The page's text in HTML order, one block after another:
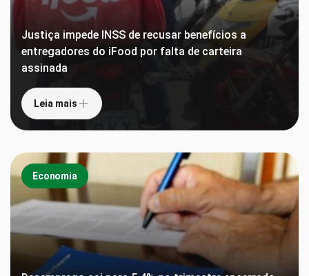
Justiça impede INSS de recusar benefícios a
entregadores do iFood por falta de carteira
assinada
Leia mais
Economia